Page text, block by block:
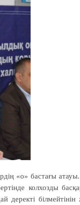
«о» бастағы
колхозды
деректі